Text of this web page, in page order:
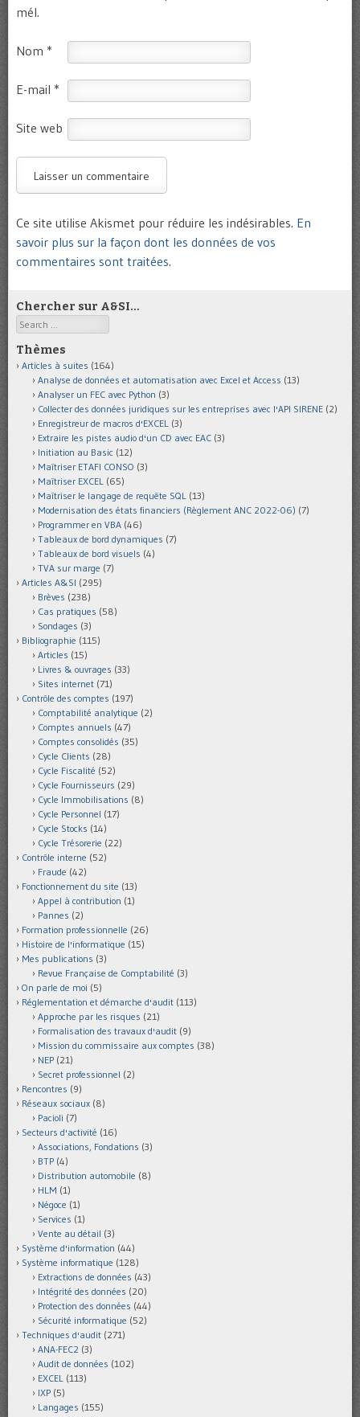
mél.
Nom *
E-mail *
Site web
Ce site utilise Akismet pour réduire les indésirables. En
savoir plus sur la façon dont les données de vos
commentaires sont traitées.
Chercher sur A&SI…
Search
Thèmes
Articles à suites (164)
Analyse de données et automatisation avec Excel et Access (13)
Analyser un FEC avec Python (3)
Collecter des données juridiques sur les entreprises avec l'API SIRENE (2)
Enregistreur de macros d'EXCEL (3)
Extraire les pistes audio d'un CD avec EAC (3)
Initiation au Basic (12)
Maîtriser ETAFI CONSO (3)
Maîtriser EXCEL (65)
Maîtriser le langage de requête SQL (13)
Modernisation des états financiers (Règlement ANC 2022-06) (7)
Programmer en VBA (46)
Tableaux de bord dynamiques (7)
Tableaux de bord visuels (4)
TVA sur marge (7)
Articles A&SI (295)
Brèves (238)
Cas pratiques (58)
Sondages (3)
Bibliographie (115)
Articles (15)
Livres & ouvrages (33)
Sites internet (71)
Contrôle des comptes (197)
Comptabilité analytique (2)
Comptes annuels (47)
Comptes consolidés (35)
Cycle Clients (28)
Cycle Fiscalité (52)
Cycle Fournisseurs (29)
Cycle Immobilisations (8)
Cycle Personnel (17)
Cycle Stocks (14)
Cycle Trésorerie (22)
Contrôle interne (52)
Fraude (42)
Fonctionnement du site (13)
Appel à contribution (1)
Pannes (2)
Formation professionnelle (26)
Histoire de l'informatique (15)
Mes publications (3)
Revue Française de Comptabilité (3)
On parle de moi (5)
Réglementation et démarche d'audit (113)
Approche par les risques (21)
Formalisation des travaux d'audit (9)
Mission du commissaire aux comptes (38)
NEP (21)
Secret professionnel (2)
Rencontres (9)
Réseaux sociaux (8)
Pacioli (7)
Secteurs d'activité (16)
Associations, Fondations (3)
BTP (4)
Distribution automobile (8)
HLM (1)
Négoce (1)
Services (1)
Vente au détail (3)
Système d'information (44)
Système informatique (128)
Extractions de données (43)
Intégrité des données (20)
Protection des données (44)
Sécurité informatique (52)
Techniques d'audit (271)
ANA-FEC2 (3)
Audit de données (102)
EXCEL (113)
IXP (5)
Langages (155)